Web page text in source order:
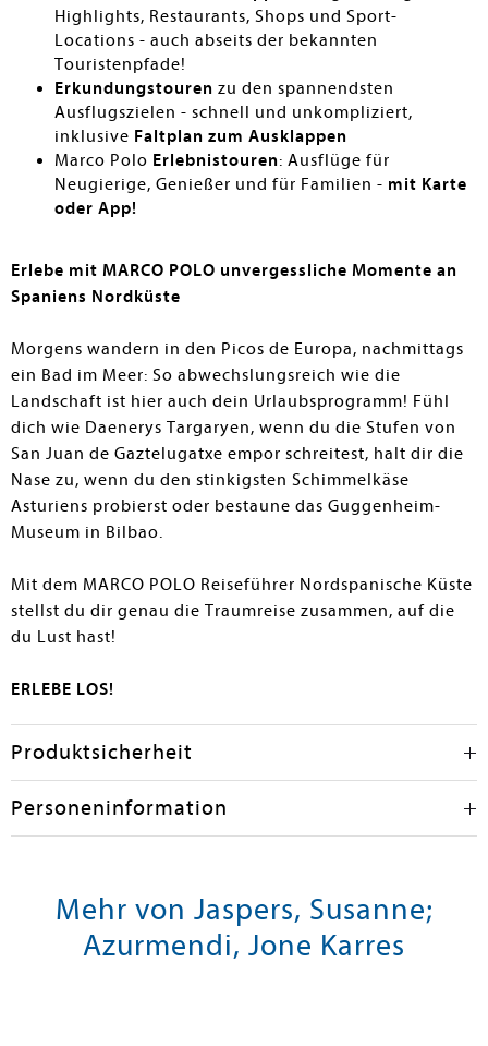
Highlights, Restaurants, Shops und Sport-
Locations - auch abseits der bekannten
Touristenpfade!
Erkundungstouren zu den spannendsten
Ausflugszielen - schnell und unkompliziert,
inklusive Faltplan zum Ausklappen
Marco Polo Erlebnistouren: Ausflüge für
Neugierige, Genießer und für Familien - mit Karte
oder App!
Erlebe mit MARCO POLO unvergessliche Momente an
Spaniens Nordküste
Morgens wandern in den Picos de Europa, nachmittags
ein Bad im Meer: So abwechslungsreich wie die
Landschaft ist hier auch dein Urlaubsprogramm! Fühl
dich wie Daenerys Targaryen, wenn du die Stufen von
San Juan de Gaztelugatxe empor schreitest, halt dir die
Nase zu, wenn du den stinkigsten Schimmelkäse
Asturiens probierst oder bestaune das Guggenheim-
Museum in Bilbao.
Mit dem MARCO POLO Reiseführer Nordspanische Küste
stellst du dir genau die Traumreise zusammen, auf die
du Lust hast!
ERLEBE LOS!
Produktsicherheit
Personeninformation
Mehr von Jaspers, Susanne;
Azurmendi, Jone Karres